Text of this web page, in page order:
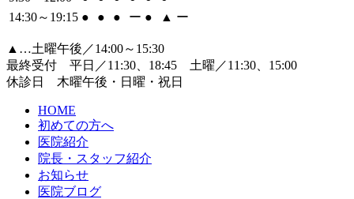
14:30～19:15 ● ● ● ー ● ▲ ー
▲…土曜午後／14:00～15:30
最終受付 平日／11:30、18:45 土曜／11:30、15:00
休診日 木曜午後・日曜・祝日
HOME
初めての方へ
医院紹介
院長・スタッフ紹介
お知らせ
医院ブログ